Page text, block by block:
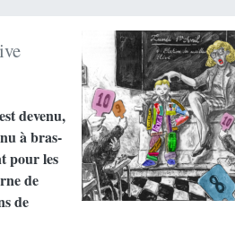
devenu,
à bras-
pour les
de
de